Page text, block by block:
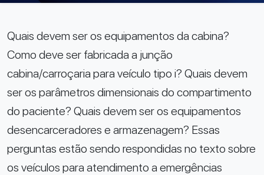
Quais devem ser os equipamentos da cabina?
Como deve ser fabricada a junção
cabina/carroçaria para veículo tipo i? Quais devem
ser os parâmetros dimensionais do compartimento
do paciente? Quais devem ser os equipamentos
desencarceradores e armazenagem? Essas
perguntas estão sendo respondidas no texto sobre
os veículos para atendimento a emergências